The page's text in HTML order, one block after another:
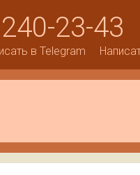
23-43
в Telegram